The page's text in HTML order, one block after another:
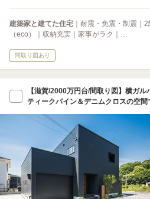
建築家と建てた住宅 ｜耐震・免震・制震｜
（eco）｜収納充実｜家事がラク｜…
間取り図あり
【滋賀/2000万円台/間取り図】横ガ
ティークパイン＆デニムクロスの空間